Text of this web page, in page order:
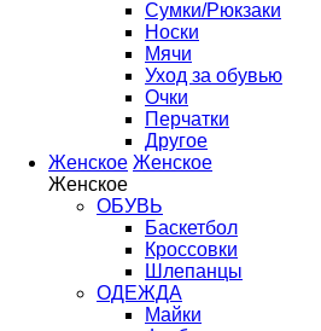
Сумки/Рюкзаки
Носки
Мячи
Уход за обувью
Очки
Перчатки
Другое
Женское Женское
Женское
ОБУВЬ
Баскетбол
Кроссовки
Шлепанцы
ОДЕЖДА
Майки